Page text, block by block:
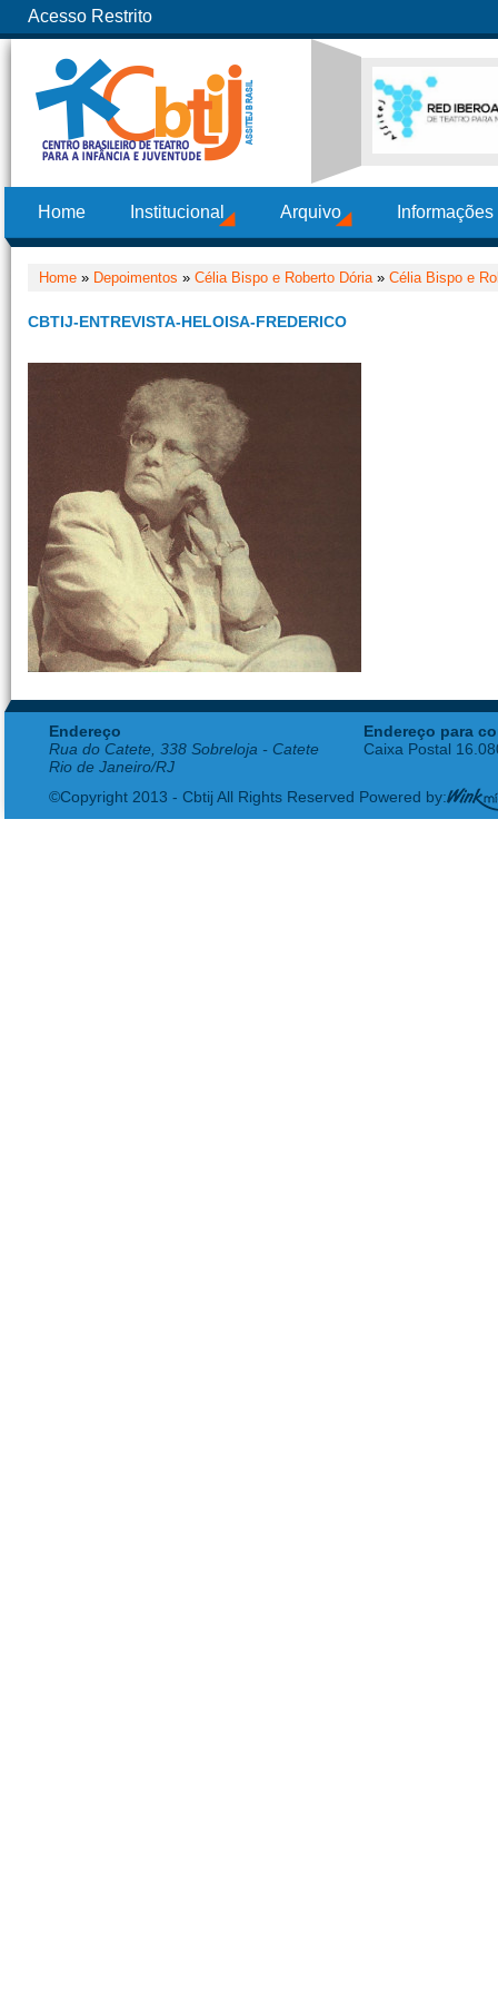
Acesso Restrito
Home Institucional Arquivo
Home » Depoimentos » Célia Bispo e Roberto Dória» Célia Bispo e
CBTIJ-ENTREVISTA-HELOISA-FREDERICO
Endereço
Rua do Catete, 338 Sobreloja - Catete
Rio de Janeiro/RJ
Endereço para
Caixa Postal
©Copyright 2013 - Cbtij All Rights Reserved Powered by: